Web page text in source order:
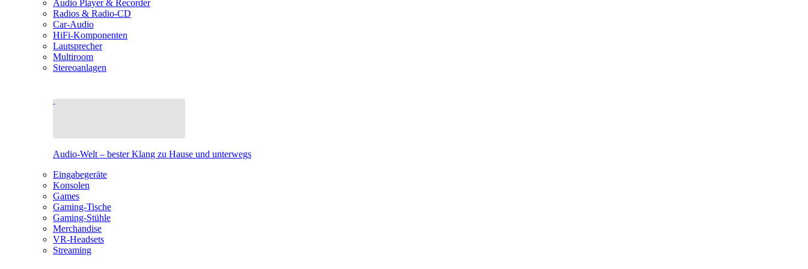
Audio Player & Recorder
Radios & Radio-CD
Car-Audio
HiFi-Komponenten
Lautsprecher
Multiroom
Stereoanlagen
Audio-Welt – bester Klang zu Hause und unterwegs
Eingabegeräte
Konsolen
Games
Gaming-Tische
Gaming-Stühle
Merchandise
VR-Headsets
Streaming